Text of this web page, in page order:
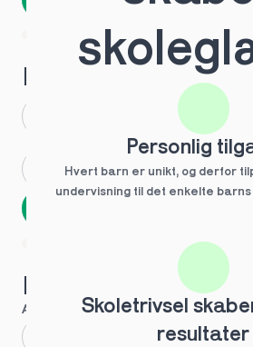
1 ud af 9 for at finde den
Hvilken årgang?
2.g
1 ud af 9 for at finde den
Hvilke behov?
Anbefalet til dig
Personlig
Hvert barn er unikt, og derfor
undervisning til det enkelte barns
Skoletrivsel
resultater